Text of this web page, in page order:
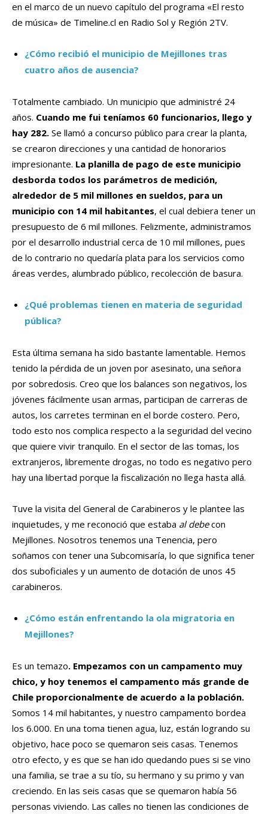
en el marco de un nuevo capítulo del programa «El resto
de música» de Timeline.cl en Radio Sol y Región 2TV.
¿Cómo recibió el municipio de Mejillones tras
cuatro años de ausencia?
Totalmente cambiado. Un municipio que administré 24
años. Cuando me fui teníamos 60 funcionarios, llego y
hay 282. Se llamó a concurso público para crear la planta,
se crearon direcciones y una cantidad de honorarios
impresionante. La planilla de pago de este municipio
desborda todos los parámetros de medición,
alrededor de 5 mil millones en sueldos, para un
municipio con 14 mil habitantes, el cual debiera tener un
presupuesto de 6 mil millones. Felizmente, administramos
por el desarrollo industrial cerca de 10 mil millones, pues
de lo contrario no quedaría plata para los servicios como
áreas verdes, alumbrado público, recolección de basura.
¿Qué problemas tienen en materia de seguridad
pública?
Esta última semana ha sido bastante lamentable. Hemos
tenido la pérdida de un joven por asesinato, una señora
por sobredosis. Creo que los balances son negativos, los
jóvenes fácilmente usan armas, participan de carreras de
autos, los carretes terminan en el borde costero. Pero,
todo esto nos complica respecto a la seguridad del vecino
que quiere vivir tranquilo. En el sector de las tomas, los
extranjeros, libremente drogas, no todo es negativo pero
hay una libertad porque la fiscalización no llega hasta allá.
Tuve la visita del General de Carabineros y le plantee las
inquietudes, y me reconoció que estaba al debecon
Mejillones. Nosotros tenemos una Tenencia, pero
soñamos con tener una Subcomisaría, lo que significa tener
dos suboficiales y un aumento de dotación de unos 45
carabineros.
¿Cómo están enfrentando la ola migratoria en
Mejillones?
Es un temazo. Empezamos con un campamento muy
chico, y hoy tenemos el campamento más grande de
Chile proporcionalmente de acuerdo a la población.
Somos 14 mil habitantes, y nuestro campamento bordea
los 6.000. En una toma tienen agua, luz, están logrando su
objetivo, hace poco se quemaron seis casas. Tenemos
otro efecto, y es que se han ido quedando pues si se vino
una familia, se trae a su tío, su hermano y su primo y van
creciendo. En las seis casas que se quemaron había 56
personas viviendo. Las calles no tienen las condiciones de